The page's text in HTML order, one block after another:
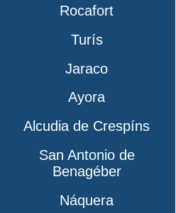
Rocafort
Turís
Jaraco
Ayora
Alcudia de Crespíns
San Antonio de
Benagéber
Náquera